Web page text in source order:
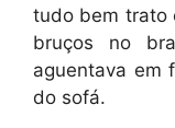
tudo bem trato
bruços no
aguentava em
do sofá.